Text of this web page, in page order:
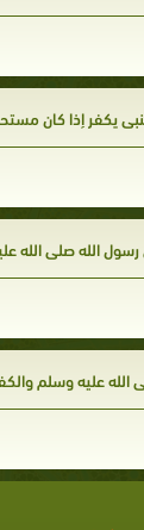
مستحلاً للسب أما إذا لم يكن
الله صلى الله
عليه وسلم